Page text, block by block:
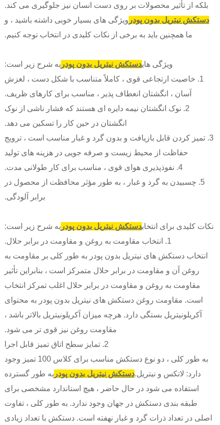
بلکه از تأثیر محصولات بر روی دست انسان نیز جلوگیری می کند.
دستکش نیتریل بدون پودر ویژگی های بسیار خوبی داشته باشید ، و
ما همچنین باید به برخی از نکات کلیدی در انتخاب توجه کنیم.
ویژگی هایدستکش نیتریل بدون پودر به شرح زیر است:
1. خاصیت ارتجاعی قوی ، کاملاً متناسب با شکل دست ، لغزش
آسان ، انگشتان انعطاف پذیر ، مناسب برای کارهای ظریف.
2. نوک انگشتان نیمه دایره ای هستند که فشار ناشی از نوک
انگشتان در حین کار را تسکین می دهد.
3. تمیز کردن قابل بازیافت و بدون گرد و غبار مناسب است ، ترویج
حفاظت از محیط زیست و صرفه جویی در هزینه های تولید
4. نفوذپذیری هوای قوی ، مناسب برای کار طولانی مدت.
5. چسبیدن به گرد و غبار ، به طور مؤثر محافظت از محصول در
برابر آلودگی.
نکات کلیدی برای انتخابدستکش نیتریل بدون پودر به شرح زیر است:
1. انتخاب مقاومت به روغن و مقاومت در برابر حلال.
انتخاب دستکش های نیتریل بدون پودر به طور کلی بر مقاومت به
روغن آن و مقاومت در برابر حلال متمرکز است ، بنابراین تأثیر
مقاومت به روغن و مقاومت در برابر حلال اغلب تمرکز انتخاب
است. مقاومت روغن دستکش های نیتریل بدون پودر به محتوای
آکریلونیتریل بستگی دارد. هرچه میزان آکریلونیتریل بالاتر باشد ،
مقاومت روغن نیز قوی تر می شود.
2. تمایز سطح اتاق تمیز قابل اجرا
به طور کلی ، دو نوع دستکش مناسب برای کلاس 100 تمیز وجود
دارد: لاتکس و نیتریل.دستکش نیتریل بدون پودر به طور گسترده
استفاده می شود در حال حاضر ، هیچ استاندارد مشخصی برای
طبقه بندی دستکش در جهان وجود ندارد. به طور کلی ، تفاوت
اصلی در تعداد ذرات گرد و غبار نهفته است. دستکش با تعداد زیادی